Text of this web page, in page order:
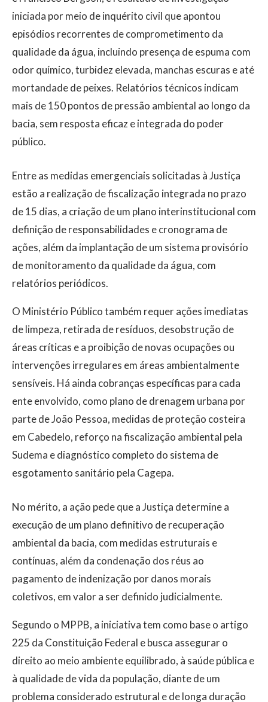
iniciada por meio de inquérito civil que apontou
episódios recorrentes de comprometimento da
qualidade da água, incluindo presença de espuma com
odor químico, turbidez elevada, manchas escuras e até
mortandade de peixes. Relatórios técnicos indicam
mais de 150 pontos de pressão ambiental ao longo da
bacia, sem resposta eficaz e integrada do poder
público.
Entre as medidas emergenciais solicitadas à Justiça
estão a realização de fiscalização integrada no prazo
de 15 dias, a criação de um plano interinstitucional com
definição de responsabilidades e cronograma de
ações, além da implantação de um sistema provisório
de monitoramento da qualidade da água, com
relatórios periódicos.
O Ministério Público também requer ações imediatas
de limpeza, retirada de resíduos, desobstrução de
áreas críticas e a proibição de novas ocupações ou
intervenções irregulares em áreas ambientalmente
sensíveis. Há ainda cobranças específicas para cada
ente envolvido, como plano de drenagem urbana por
parte de João Pessoa, medidas de proteção costeira
em Cabedelo, reforço na fiscalização ambiental pela
Sudema e diagnóstico completo do sistema de
esgotamento sanitário pela Cagepa.
No mérito, a ação pede que a Justiça determine a
execução de um plano definitivo de recuperação
ambiental da bacia, com medidas estruturais e
contínuas, além da condenação dos réus ao
pagamento de indenização por danos morais
coletivos, em valor a ser definido judicialmente.
Segundo o MPPB, a iniciativa tem como base o artigo
225 da Constituição Federal e busca assegurar o
direito ao meio ambiente equilibrado, à saúde pública e
à qualidade de vida da população, diante de um
problema considerado estrutural e de longa duração